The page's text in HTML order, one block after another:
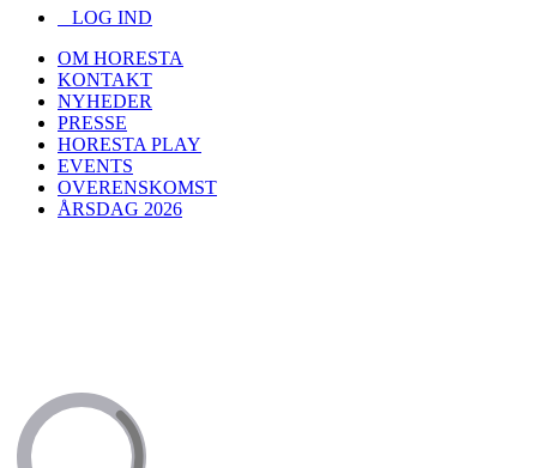
LOG IND
OM HORESTA
KONTAKT
NYHEDER
PRESSE
HORESTA PLAY
EVENTS
OVERENSKOMST
ÅRSDAG 2026